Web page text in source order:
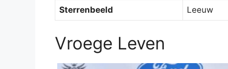
Sterrenbeeld Leeuw
Vroege Leven